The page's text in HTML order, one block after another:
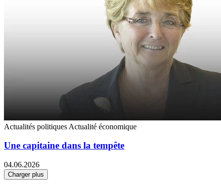
Actualités politiques Actualité économique
Une capitaine dans la tempête
04.06.2026
Charger plus